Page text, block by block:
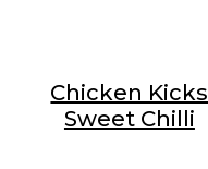
Chicken Kicks
Sweet Chilli